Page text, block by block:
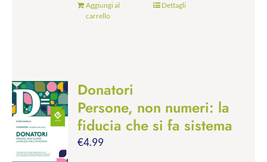
Aggiungi al
carrello
Dettagli
Donatori
Persone, non numeri: la
fiducia che si fa sistema
€4.99